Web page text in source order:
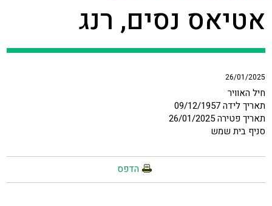
אטיאס נסים, רנג
26/01/2025
חיל האוויר
תאריך לידה 09/12/1957
תאריך פטירה 26/01/2025
סניף בית שמש
הדפס